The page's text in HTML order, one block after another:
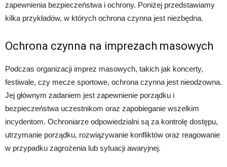
zapewnienia bezpieczeństwa i ochrony. Poniżej przedstawiamy
kilka przykładów, w których ochrona czynna jest niezbędna.
Ochrona czynna na imprezach masowych
Podczas organizacji imprez masowych, takich jak koncerty,
festiwale, czy mecze sportowe, ochrona czynna jest nieodzowna.
Jej głównym zadaniem jest zapewnienie porządku i
bezpieczeństwa uczestnikom oraz zapobieganie wszelkim
incydentom. Ochroniarze odpowiedzialni są za kontrolę dostępu,
utrzymanie porządku, rozwiązywanie konfliktów oraz reagowanie
w przypadku zagrożenia lub sytuacji awaryjnej.